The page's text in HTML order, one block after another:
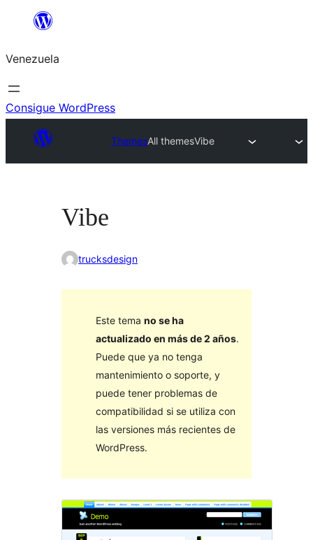
Saltar
contenido
Venezuela
Consigue WordPress
ThemesAll themesVibe
Vibe
trucksdesign
Este tema no se ha
actualizado en más de 2 años.
Puede que ya no tenga
mantenimiento o soporte, y
puede tener problemas de
compatibilidad si se utiliza con
las versiones más recientes de
WordPress.